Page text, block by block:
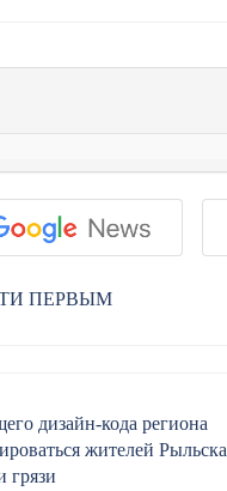
ПЕРВЫМ
дизайн-кода региона
жителей Рыльска
грязи